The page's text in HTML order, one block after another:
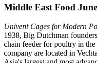
Middle East Food
Univent Cages for Modern
1938, Big Dutchman
chain feeder for poultry in
company are located in